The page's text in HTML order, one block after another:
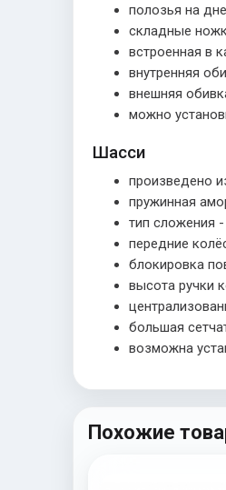
полозья на
складные
встроенная в
внутренняя
внешняя
можно
Шасси
произведено
пружинная
тип сложения -
передние
блокировка
высота ручки
большая
возможна
Похожие